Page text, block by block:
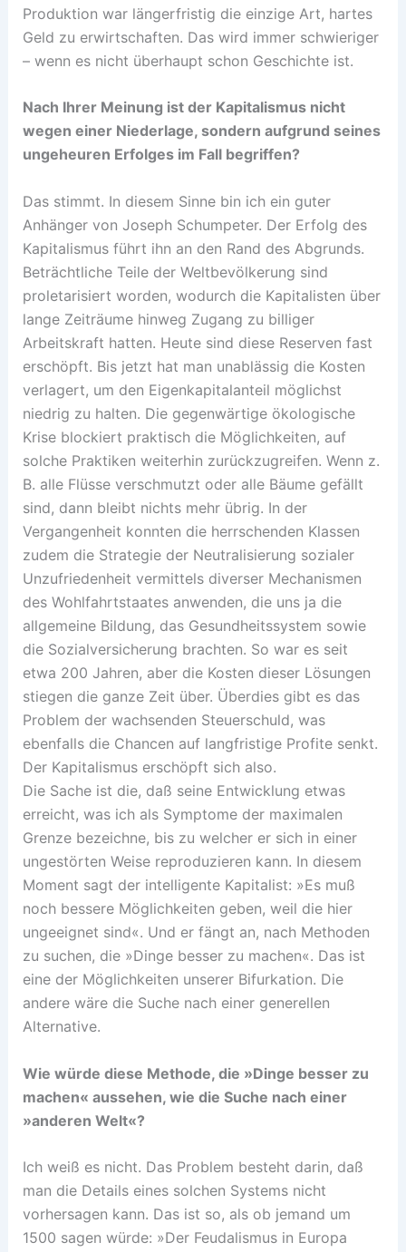
Produktion war längerfristig die einzige Art, hartes
Geld zu erwirtschaften. Das wird immer schwieriger
– wenn es nicht überhaupt schon Geschichte ist.
Nach Ihrer Meinung ist der Kapitalismus nicht
wegen einer Niederlage, sondern aufgrund seines
ungeheuren Erfolges im Fall begriffen?
Das stimmt. In diesem Sinne bin ich ein guter
Anhänger von Joseph Schumpeter. Der Erfolg des
Kapitalismus führt ihn an den Rand des Abgrunds.
Beträchtliche Teile der Weltbevölkerung sind
proletarisiert worden, wodurch die Kapitalisten über
lange Zeiträume hinweg Zugang zu billiger
Arbeitskraft hatten. Heute sind diese Reserven fast
erschöpft. Bis jetzt hat man unablässig die Kosten
verlagert, um den Eigenkapitalanteil möglichst
niedrig zu halten. Die gegenwärtige ökologische
Krise blockiert praktisch die Möglichkeiten, auf
solche Praktiken weiterhin zurückzugreifen. Wenn z.
B. alle Flüsse verschmutzt oder alle Bäume gefällt
sind, dann bleibt nichts mehr übrig. In der
Vergangenheit konnten die herrschenden Klassen
zudem die Strategie der Neutralisierung sozialer
Unzufriedenheit vermittels diverser Mechanismen
des Wohlfahrtstaates anwenden, die uns ja die
allgemeine Bildung, das Gesundheitssystem sowie
die Sozialversicherung brachten. So war es seit
etwa 200 Jahren, aber die Kosten dieser Lösungen
stiegen die ganze Zeit über. Überdies gibt es das
Problem der wachsenden Steuerschuld, was
ebenfalls die Chancen auf langfristige Profite senkt.
Der Kapitalismus erschöpft sich also.
Die Sache ist die, daß seine Entwicklung etwas
erreicht, was ich als Symptome der maximalen
Grenze bezeichne, bis zu welcher er sich in einer
ungestörten Weise reproduzieren kann. In diesem
Moment sagt der intelligente Kapitalist: »Es muß
noch bessere Möglichkeiten geben, weil die hier
ungeeignet sind«. Und er fängt an, nach Methoden
zu suchen, die »Dinge besser zu machen«. Das ist
eine der Möglichkeiten unserer Bifurkation. Die
andere wäre die Suche nach einer generellen
Alternative.
Wie würde diese Methode, die »Dinge besser zu
machen« aussehen, wie die Suche nach einer
»anderen Welt«?
Ich weiß es nicht. Das Problem besteht darin, daß
man die Details eines solchen Systems nicht
vorhersagen kann. Das ist so, als ob jemand um
1500 sagen würde: »Der Feudalismus in Europa